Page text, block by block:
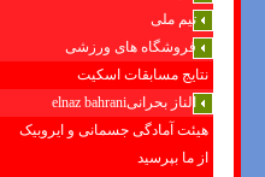
تیم ملی
فروشگاه های ورزشی
نتایج مسابقات اسکیت
الناز بحرانیelnaz bahrani
هیئت آمادگی جسمانی و ایروبیک
از ما بپرسید